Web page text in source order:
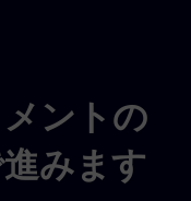
ントの
みます